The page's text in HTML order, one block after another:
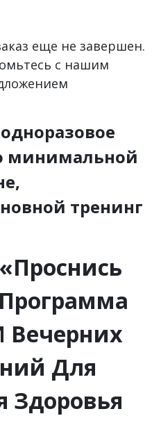
еще не завершен.
с нашим
минимальной
тренинг
Вечерних
Для
Здоровья